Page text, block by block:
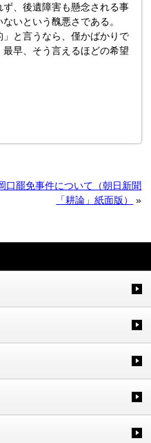
、後遺障害も懸念される事
いという醜悪さである。
」と言うなら、僅かばかりで
早、そう言えるほどの希望
口罷免事件について（朝日新聞
「耕論」紙面版）
»